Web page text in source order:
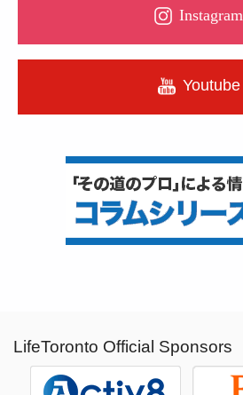
Instagram
Youtube
LifeToronto Official Sponsors